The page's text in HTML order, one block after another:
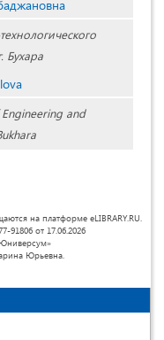
Бухара
and
на платформе eLIBRARY.RU.
от 17.06.2026
Юрьевна.